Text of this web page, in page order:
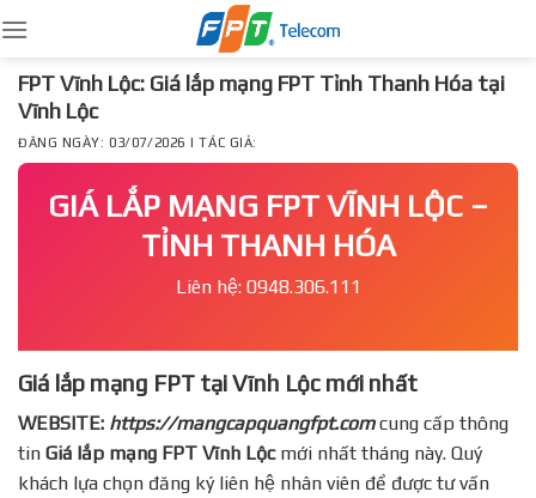
to
content
FPT Vĩnh Lộc: Giá lắp mạng FPT Tỉnh Thanh Hóa tại
Vĩnh Lộc
ĐĂNG NGÀY: 03/07/2026 | TÁC GIẢ:
GIÁ LẮP MẠNG FPT VĨNH LỘC –
TỈNH THANH HÓA
Liên hệ: 0948.306.111
Giá lắp mạng FPT tại Vĩnh Lộc mới nhất
WEBSITE: https://mangcapquangfpt.comcung cấp thông
tin Giá lắp mạng FPT Vĩnh Lộcmới nhất tháng này. Quý
khách lựa chọn đăng ký liên hệ nhân viên để được tư vấn